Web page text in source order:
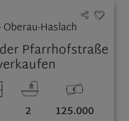
Oberau-Haslach
Pfarrhofstraße
2 125.000